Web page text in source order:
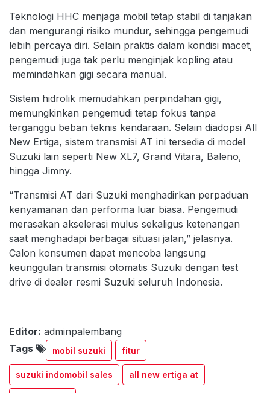
Teknologi HHC menjaga mobil tetap stabil di tanjakan
dan mengurangi risiko mundur, sehingga pengemudi
lebih percaya diri. Selain praktis dalam kondisi macet,
pengemudi juga tak perlu menginjak kopling atau
memindahkan gigi secara manual.
Sistem hidrolik memudahkan perpindahan gigi,
memungkinkan pengemudi tetap fokus tanpa
terganggu beban teknis kendaraan. Selain diadopsi All
New Ertiga, sistem transmisi AT ini tersedia di model
Suzuki lain seperti New XL7, Grand Vitara, Baleno,
hingga Jimny.
“Transmisi AT dari Suzuki menghadirkan perpaduan
kenyamanan dan performa luar biasa. Pengemudi
merasakan akselerasi mulus sekaligus ketenangan
saat menghadapi berbagai situasi jalan,” jelasnya.
Calon konsumen dapat mencoba langsung
keunggulan transmisi otomatis Suzuki dengan test
drive di dealer resmi Suzuki seluruh Indonesia.
Editor: adminpalembang
Tags
mobil suzuki fitur
suzuki indomobil sales all new ertiga at